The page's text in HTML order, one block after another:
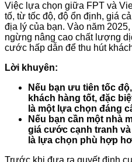
Việc lựa chọn giữa FPT và
tố, từ tốc độ, độ ổn định, giá
địa lý của bạn. Vào năm
ngừng nâng cao chất lượng
cước hấp dẫn để thu hút
Lời khuyên:
Nếu bạn ưu tiên tốc
khách hàng tốt, đặc
là một lựa chọn đáng
Nếu bạn cần một nhà
giá cước cạnh tranh
là lựa chọn phù hợp
Trước khi đưa ra quyết định